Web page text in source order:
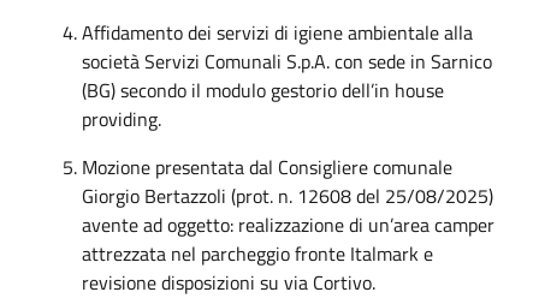
Affidamento dei servizi di igiene ambientale alla
società Servizi Comunali S.p.A. con sede in Sarnico
(BG) secondo il modulo gestorio dell’in house
providing.
Mozione presentata dal Consigliere comunale
Giorgio Bertazzoli (prot. n. 12608 del 25/08/2025)
avente ad oggetto: realizzazione di un’area camper
attrezzata nel parcheggio fronte Italmark e
revisione disposizioni su via Cortivo.